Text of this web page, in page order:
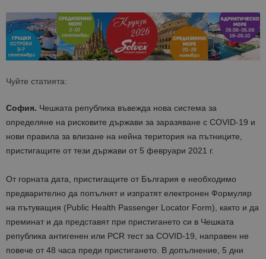
Чуйте статията:
София. Чешката република въвежда нова система за
определяне на рисковите държави за заразяване с COVID-19 и
нови правила за влизане на нейна територия на пътниците,
пристигащите от тези държави от 5 февруари 2021 г.
От горната дата, пристигащите от България е необходимо
предварително да попълнят и изпратят електронен Формуляр
на пътуващия (Public Health Passenger Locator Form), както и да
преминат и да представят при пристигането си в Чешката
република антигенен или PCR тест за COVID-19, направен не
повече от 48 часа преди пристигането. В допълнение, 5 дни